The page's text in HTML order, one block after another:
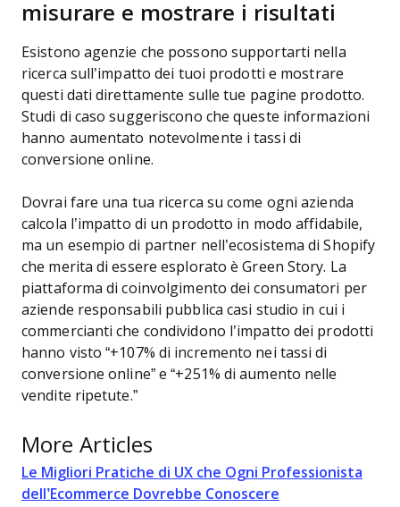
misurare e mostrare i risultati
Esistono agenzie che possono supportarti nella
ricerca sull’impatto dei tuoi prodotti e mostrare
questi dati direttamente sulle tue pagine prodotto.
Studi di caso suggeriscono che queste informazioni
hanno aumentato notevolmente i tassi di
conversione online.
Dovrai fare una tua ricerca su come ogni azienda
calcola l’impatto di un prodotto in modo affidabile,
ma un esempio di partner nell’ecosistema di Shopify
che merita di essere esplorato è Green Story. La
piattaforma di coinvolgimento dei consumatori per
aziende responsabili pubblica casi studio in cui i
commercianti che condividono l’impatto dei prodotti
hanno visto “+107% di incremento nei tassi di
conversione online” e “+251% di aumento nelle
vendite ripetute.”
More Articles
Le Migliori Pratiche di UX che Ogni Professionista
dell’Ecommerce Dovrebbe Conoscere